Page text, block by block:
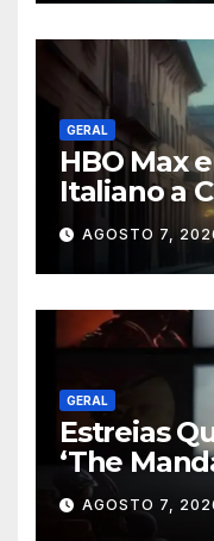
GERAL
HBO Max
Italiano a
Novidades
Semana
AGOSTO 7,
GERAL
Estreias
‘The
AGOSTO 7,